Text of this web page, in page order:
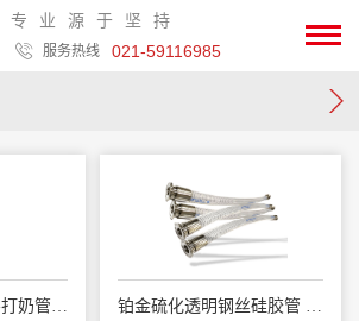
专业源于坚持
服务热线 021-59116985
多用途食品级软管-打奶管 FLEXNORM N/10 铂金硫化透明钢丝硅胶管 FLEXNORM SITEK-S